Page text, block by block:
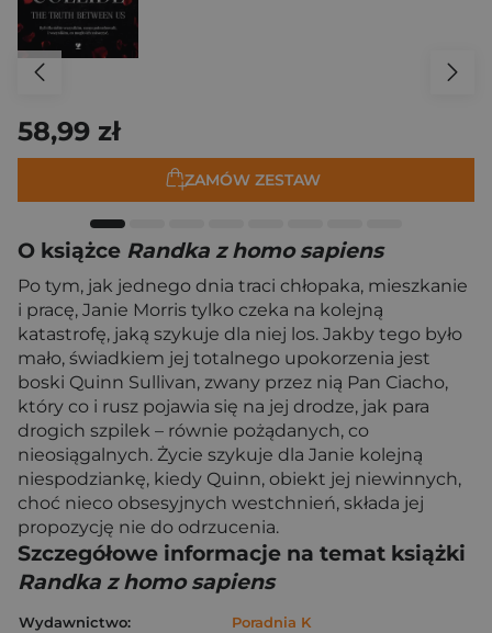
58,99 zł
ZAMÓW ZESTAW
O książce Randka z homo sapiens
Po tym, jak jednego dnia traci chłopaka, mieszkanie
i pracę, Janie Morris tylko czeka na kolejną
katastrofę, jaką szykuje dla niej los. Jakby tego było
mało, świadkiem jej totalnego upokorzenia jest
boski Quinn Sullivan, zwany przez nią Pan Ciacho,
który co i rusz pojawia się na jej drodze, jak para
drogich szpilek – równie pożądanych, co
nieosiągalnych. Życie szykuje dla Janie kolejną
niespodziankę, kiedy Quinn, obiekt jej niewinnych,
choć nieco obsesyjnych westchnień, składa jej
propozycję nie do odrzucenia.
Szczegółowe informacje na temat książki
Randka z homo sapiens
Wydawnictwo:
Poradnia K